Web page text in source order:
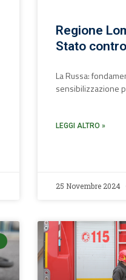
Regione
Stato
La Russa:
sensibilizzazione
LEGGI ALTRO »
25 Novembre 2024